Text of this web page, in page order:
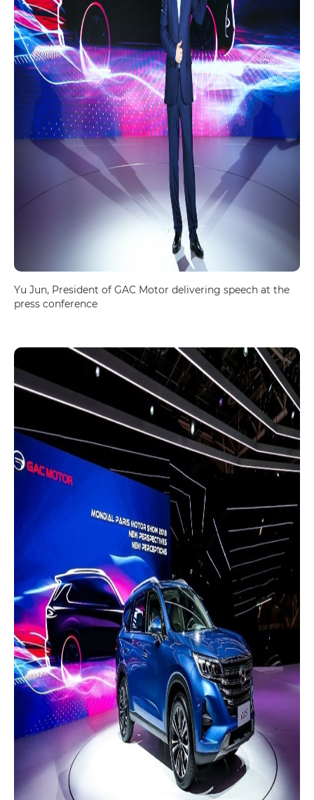
Yu Jun, President of GAC Motor delivering speech at the
press conference